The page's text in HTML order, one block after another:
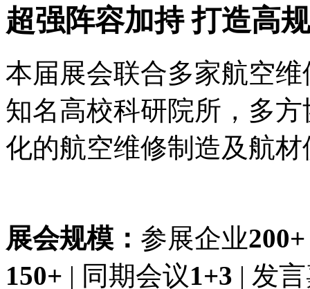
超强阵容加持 打造高
本届展会联合多家航空
知名高校科研院所，多
化的航空维修制造及航
展会规模： 参展企业200+
150+ | 同期会议1+3 | 发